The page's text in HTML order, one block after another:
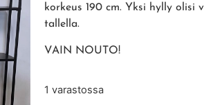
korkeus 190 cm. Yksi hylly olisi
tallella.
VAIN NOUTO!
1 varastossa